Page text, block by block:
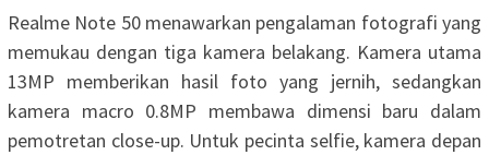
Realme Note 50 menawarkan pengalaman fotografi yang
memukau dengan tiga kamera belakang. Kamera utama
13MP memberikan hasil foto yang jernih, sedangkan
kamera macro 0.8MP membawa dimensi baru dalam
pemotretan close-up. Untuk pecinta selfie, kamera depan